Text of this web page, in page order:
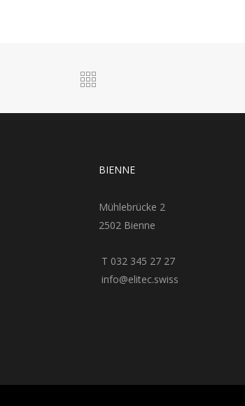
BIENNE
Mühlebrücke 2
2502 Bienne
T 032 345 27 27
info@elitec.swiss